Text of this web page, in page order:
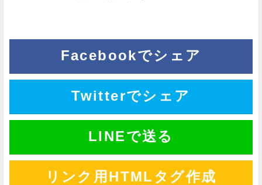
Facebookでシェア
Twitterでシェア
LINEで送る
リンク用HTMLタグ作成